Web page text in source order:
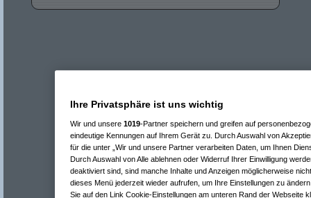
Ihre Privatsphäre ist uns wichtig
Wir und unsere 1019-Partner speichern und greifen auf
eindeutige Kennungen auf Ihrem Gerät zu. Durch Auswahl von
für die unter „Wir und unsere Partner verarbeiten Daten, um Ihnen
Durch Auswahl von Alle ablehnen oder Widerruf Ihrer Einwilligung
deaktiviert sind, sind manche Inhalte und Anzeigen möglicherweise
dieses Menü jederzeit wieder aufrufen, um Ihre Einstellungen zu
Sie auf den Link Cookie-Einstellungen am unteren Rand der Webseite